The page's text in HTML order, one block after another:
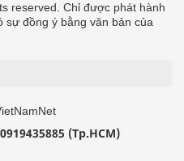
reserved. Chỉ được phát hành
sự đồng ý bằng văn bản của
0919435885 (Tp.HCM)